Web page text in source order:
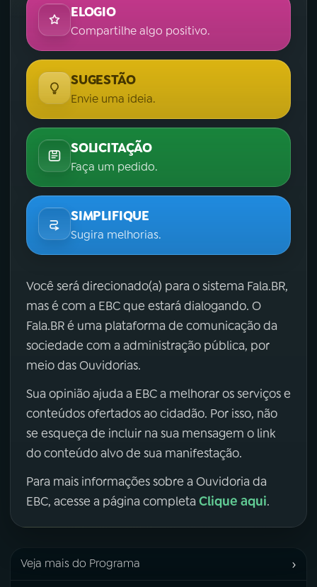
ELOGIO
Compartilhe algo positivo.
SUGESTÃO
Envie uma ideia.
SOLICITAÇÃO
Faça um pedido.
SIMPLIFIQUE
Sugira melhorias.
Você será direcionado(a) para o sistema Fala.BR,
mas é com a EBC que estará dialogando. O
Fala.BR é uma plataforma de comunicação da
sociedade com a administração pública, por
meio das Ouvidorias.
Sua opinião ajuda a EBC a melhorar os serviços e
conteúdos ofertados ao cidadão. Por isso, não
se esqueça de incluir na sua mensagem o link
do conteúdo alvo de sua manifestação.
Para mais informações sobre a Ouvidoria da
EBC, acesse a página completa Clique aqui.
Veja mais do Programa ›